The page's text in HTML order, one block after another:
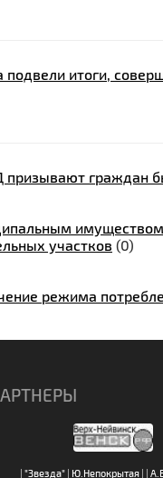
подвели итоги,
призывают граждан
участков (0)
режима
"Звезда"| Ю.Непокрытая|